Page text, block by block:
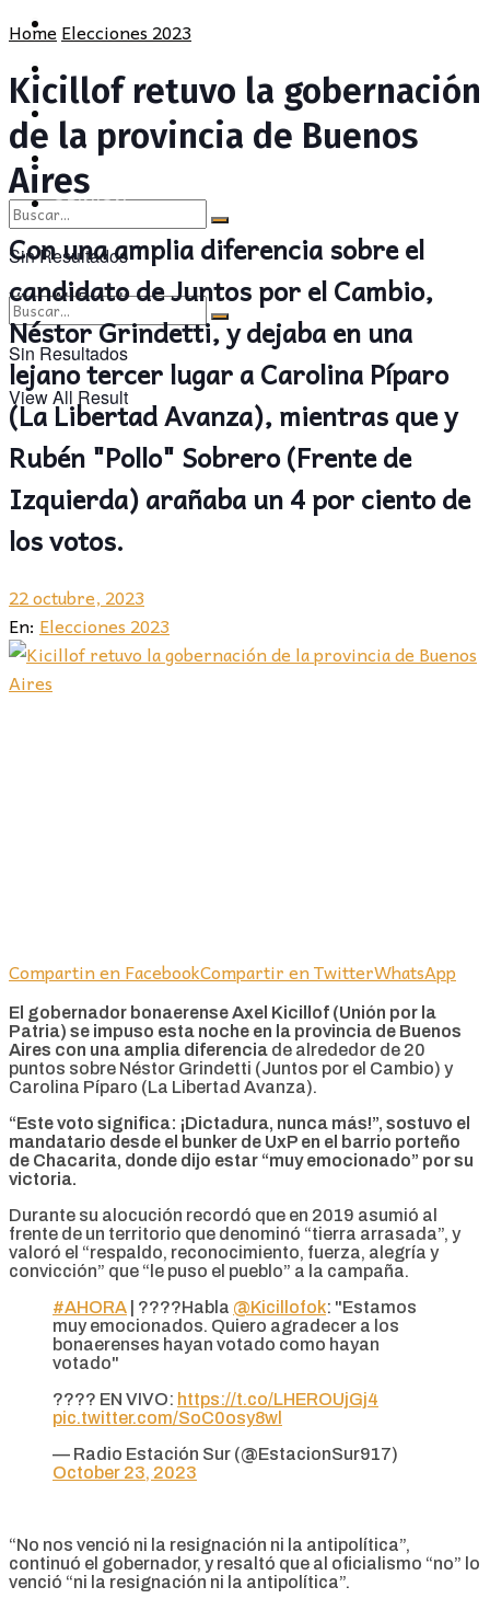
POLÍTICA
CULTURA
OPINIÓN
Sin Resultados
View All Result
PROVINCIA
POLÍTICA
CULTURA
OPINIÓN
Sin Resultados
View All Result
HomeElecciones 2023
Kicillof retuvo la gobernación
de la provincia de Buenos
Aires
Con una amplia diferencia sobre el
candidato de Juntos por el Cambio,
Néstor Grindetti, y dejaba en una
lejano tercer lugar a Carolina Píparo
(La Libertad Avanza), mientras que y
Rubén "Pollo" Sobrero (Frente de
Izquierda) arañaba un 4 por ciento de
los votos.
22 octubre, 2023
En: Elecciones 2023
Compartin en FacebookCompartir en TwitterWhatsApp
El gobernador bonaerense Axel Kicillof (Unión por la
Patria) se impuso esta noche en la provincia de Buenos
Aires con una amplia diferencia de alrededor de 20
puntos sobre Néstor Grindetti (Juntos por el Cambio) y
Carolina Píparo (La Libertad Avanza).
“Este voto significa: ¡Dictadura, nunca más!”, sostuvo el
mandatario desde el bunker de UxP en el barrio porteño
de Chacarita, donde dijo estar “muy emocionado” por su
victoria.
Durante su alocución recordó que en 2019 asumió al
frente de un territorio que denominó “tierra arrasada”, y
valoró el “respaldo, reconocimiento, fuerza, alegría y
convicción” que “le puso el pueblo” a la campaña.
#AHORA | ????️Habla @Kicillofok: "Estamos
muy emocionados. Quiero agradecer a los
bonaerenses hayan votado como hayan
votado"
???? EN VIVO: https://t.co/LHEROUjGj4
pic.twitter.com/SoC0osy8wl
— Radio Estación Sur (@EstacionSur917)
October 23, 2023
“No nos venció ni la resignación ni la antipolítica”,
continuó el gobernador, y resaltó que al oficialismo “no” lo
venció “ni la resignación ni la antipolítica”.